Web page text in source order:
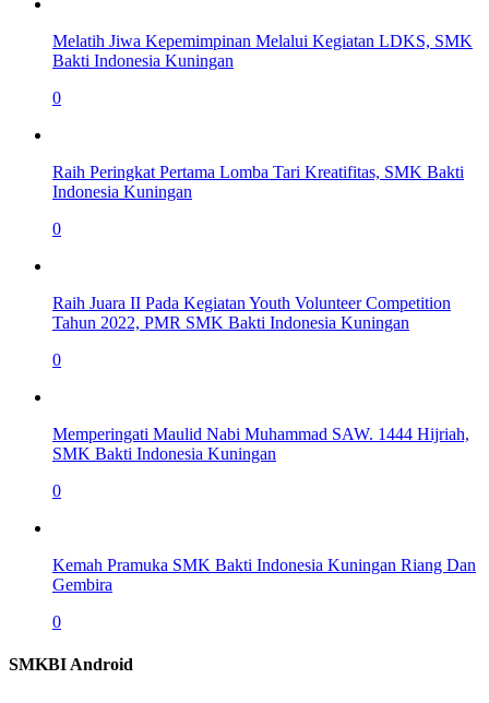
Melatih Jiwa Kepemimpinan Melalui Kegiatan LDKS, SMK
Bakti Indonesia Kuningan
0
Raih Peringkat Pertama Lomba Tari Kreatifitas, SMK Bakti
Indonesia Kuningan
0
Raih Juara II Pada Kegiatan Youth Volunteer Competition
Tahun 2022, PMR SMK Bakti Indonesia Kuningan
0
Memperingati Maulid Nabi Muhammad SAW. 1444 Hijriah,
SMK Bakti Indonesia Kuningan
0
Kemah Pramuka SMK Bakti Indonesia Kuningan Riang Dan
Gembira
0
SMKBI Android